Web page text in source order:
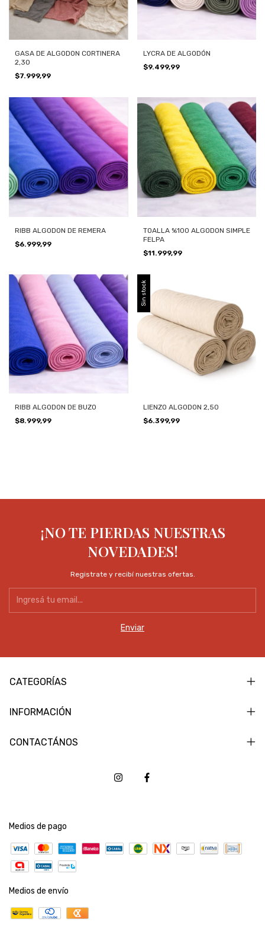
GASA DE ALGODON CORTINERA
2,3O
$7.999,99
LYCRA DE ALGODÓN
$9.499,99
RIBB ALGODON DE REMERA
$6.999,99
TOALLA %100 ALGODON SIMPLE
FELPA
$11.999,99
RIBB ALGODON DE BUZO
$8.999,99
Sin stock
LIENZO ALGODON 2,50
$6.399,99
¡NO TE PIERDAS NUESTRAS
NOVEDADES!
Registrate y recibí nuestras ofertas.
CATEGORÍAS
INFORMACIÓN
CONTACTÁNOS
Medios de pago
Medios de envío